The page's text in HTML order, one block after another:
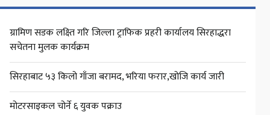
ग्रामिण सडक लक्ष्ति गरि जिल्ला ट्राफिक प्रहरी कार्यालय सिरहाद्धरा
सचेतना मुलक कार्यक्रम
सिरहाबाट ५३ किलो गाँजा बरामद, भरिया फरार,खोजि कार्य जारी
मोटरसाइकल चोर्ने ६ युवक पक्राउ